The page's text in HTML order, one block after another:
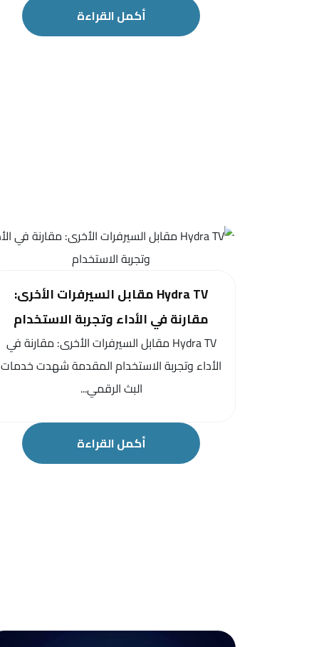
أكمل القراءة
Hydra TV مقابل السيرفرات الأخرى:
مقارنة في الأداء وتجربة الاستخدام
Hydra TV مقابل السيرفرات الأخرى: مقارنة في
الأداء وتجربة الاستخدام المقدمة شهدت خدمات
البث الرقمي...
أكمل القراءة